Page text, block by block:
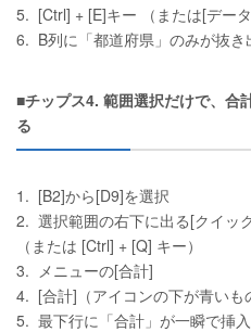
5. [Ctrl] + [E]キー （または[デー
6. B列に「都道府県」のみが抜き
■チップス4. 範囲選択だけで、合
る
1. [B2]から[D9]を選択
2. 選択範囲の右下に出る[クイッ
（または [Ctrl] + [Q] キー）
3. メニューの[合計]
4. [合計]（アイコンの下が青いも
5. 最下行に「合計」が一瞬で挿